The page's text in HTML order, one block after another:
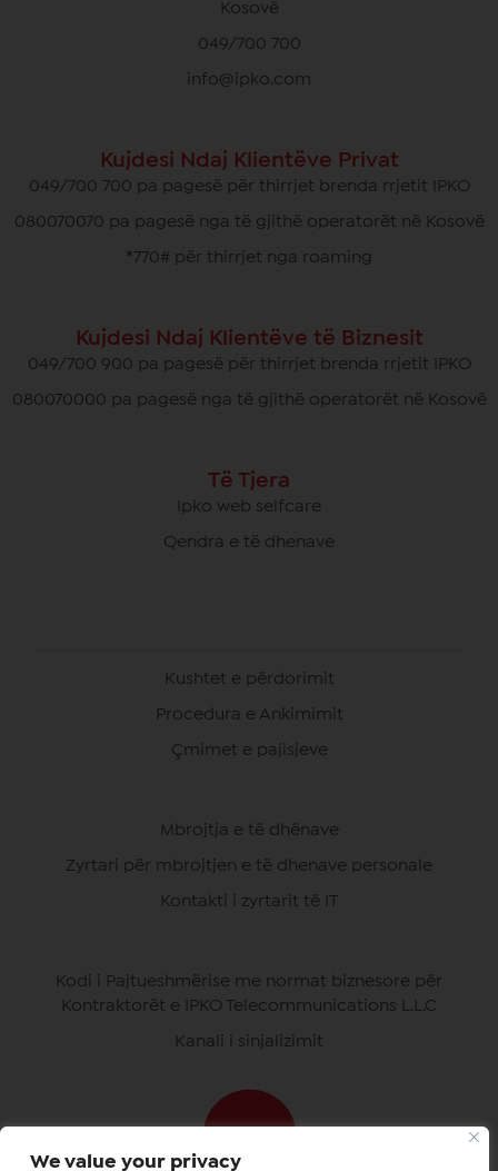
We value your privacy
Kosovë
049/700 700
info@ipko.com
Kujdesi Ndaj Klientëve Privat
049/700 700 pa pagesë për thirrjet brenda rrjetit IPKO
080070070 pa pagesë nga të gjithë operatorët në Kosovë
*770# për thirrjet nga roaming
Kujdesi Ndaj Klientëve të Biznesit
049/700 900 pa pagesë për thirrjet brenda rrjetit IPKO
080070000 pa pagesë nga të gjithë operatorët në Kosovë
Të Tjera
Ipko web selfcare
Qendra e të dhenave
Kushtet e përdorimit
Procedura e Ankimimit
Çmimet e pajisjeve
Mbrojtja e të dhënave
Zyrtari për mbrojtjen e të dhenave personale
Kontakti i zyrtarit të IT
Kodi i Pajtueshmërise me normat biznesore për
Kontraktorët e IPKO Telecommunications L.L.C
Kanali i sinjalizimit